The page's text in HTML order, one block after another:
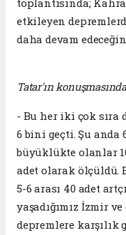
toplantısında;
etkileyen
daha devam
Tatar'ın
- Bu her iki çok sıra
6 bini geçti. Şu anda
büyüklükte olanlar
adet olarak ölçüldü.
5-6 arası 40 adet
yaşadığımız İzmir
depremlere karşılık